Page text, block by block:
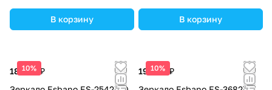
В корзину В корзину
10%
18 360 ₽
10%
19 040 ₽